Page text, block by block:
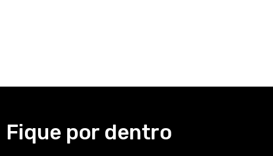
Fique por dentro